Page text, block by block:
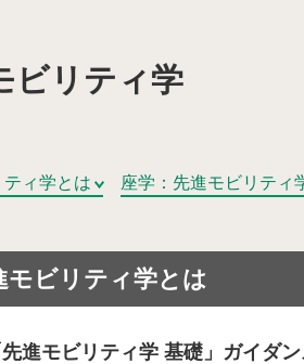
次世代につなぐマイモビリティ
コンソーシアム（HMHS）
ビリティ学
ィ学とは 座学：先進モビリティ
モビリティ学とは
先進モビリティ学 基礎」ガイダ